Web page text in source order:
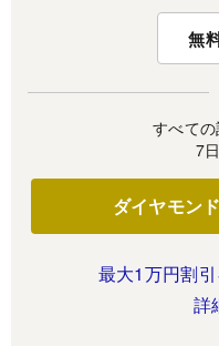
無
すべての
7
ダイヤモン
最大1万円割
詳